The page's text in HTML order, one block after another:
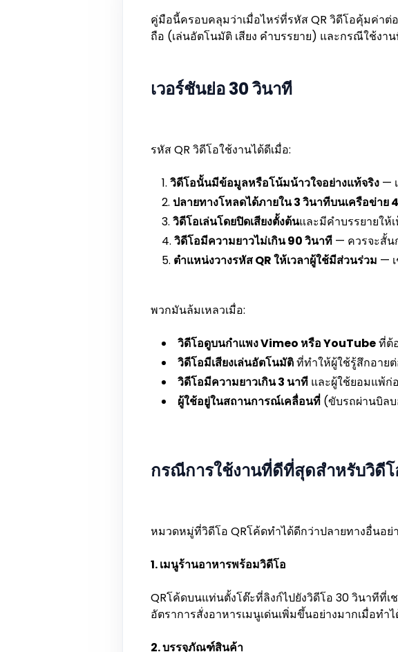
คู่มือนี้ครอบคลุมว่าเมื่อไหร่ที่รหัส QR วิดีโอคุ้มค่า
ถือ (เล่นอัตโนมัติ เสียง คำบรรยาย) และกรณีใช้ง
เวอร์ชันย่อ 30 วินาที
รหัส QR วิดีโอใช้งานได้ดีเมื่อ:
วิดีโอนั้นมีข้อมูลหรือโน้มน้าวใจอย่างแท้จริง—
ปลายทางโหลดได้ภายใน 3 วินาทีบนเครือข่าย
วิดีโอเล่นโดยปิดเสียงตั้งต้นและมีคำบรรยายให้
วิดีโอมีความยาวไม่เกิน 90 วินาที— ควรจะสั้น
ตำแหน่งวางรหัส QR ให้เวลาผู้ใช้มีส่วนร่วม —
พวกมันล้มเหลวเมื่อ:
วิดีโอดูบนกำแพง Vimeo หรือ YouTubeที่ต้
วิดีโอมีเสียงเล่นอัตโนมัติที่ทำให้ผู้ใช้รู้สึกอาย
วิดีโอมีความยาวเกิน 3 นาทีและผู้ใช้ยอมแพ้ก่
ผู้ใช้อยู่ในสถานการณ์เคลื่อนที่(ขับรถผ่านบิลบ
กรณีการใช้งานที่ดีที่สุดสำหรับวิดีโ
หมวดหมู่ที่วิดีโอ QRโค้ดทำได้ดีกว่าปลายทางอื่นอย่
1. เมนูร้านอาหารพร้อมวิดีโอ
QRโค้ดบนแท่นตั้งโต๊ะที่ลิงก์ไปยังวิดีโอ 30 วินาทีที่
อัตราการสั่งอาหารเมนูเด่นเพิ่มขึ้นอย่างมากเมื่อทำ
2. บรรจุภัณฑ์สินค้า